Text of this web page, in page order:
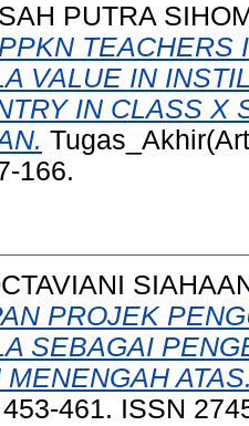
PUTRA
TEACHERS
VALUE IN
IN CLASS X
166.
PROJEK
SEBAGAI
461. ISSN